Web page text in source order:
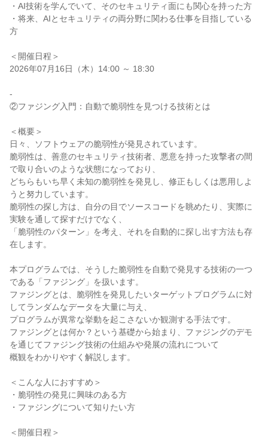
・AI技術を学んでいて、そのセキュリティ面にも関心を持った方
・将来、AIとセキュリティの両分野に関わる仕事を目指している
方
＜開催日程＞
2026年07月16日（木）14:00 ～ 18:30
-
②ファジング入門：自動で脆弱性を見つける技術とは
＜概要＞
日々、ソフトウェアの脆弱性が発見されています。
脆弱性は、善意のセキュリティ技術者、悪意を持った攻撃者の間
で取り合いのような状態になっており、
どちらもいち早く未知の脆弱性を発見し、修正もしくは悪用しよ
うと努力しています。
脆弱性の探し方は、自分の目でソースコードを眺めたり、実際に
実験を通して探すだけでなく、
「脆弱性のパターン」を考え、それを自動的に探し出す方法も存
在します。
本プログラムでは、そうした脆弱性を自動で発見する技術の一つ
である「ファジング」を扱います。
ファジングとは、脆弱性を発見したいターゲットプログラムに対
してランダムなデータを大量に与え、
プログラムが異常な挙動を起こさないか観測する手法です。
ファジングとは何か？という基礎から始まり、ファジングのデモ
を通じてファジング技術の仕組みや発展の流れについて
概観をわかりやすく解説します。
＜こんな人におすすめ＞
・脆弱性の発見に興味のある方
・ファジングについて知りたい方
＜開催日程＞